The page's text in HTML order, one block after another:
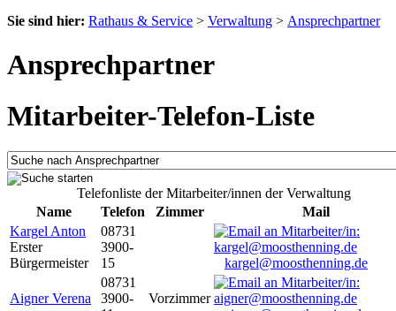
Sie sind hier: Rathaus & Service > Verwaltung > Ansprechpartner
Ansprechpartner
Mitarbeiter-Telefon-Liste
Telefonliste der Mitarbeiter/innen der Verwaltung
Name
Telefon Zimmer
Mail
Kargel Anton
Erster
Bürgermeister
08731
3900-
15
kargel@moosthenning.de
Aigner Verena
08731
3900-
Vorzimmer